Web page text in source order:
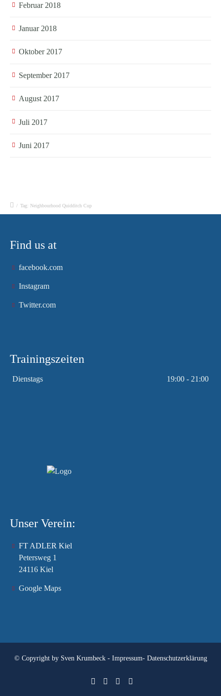
Februar 2018
Januar 2018
Oktober 2017
September 2017
August 2017
Juli 2017
Juni 2017
/ Tag: Neighbourhood Quidditch Cup
Find us at
facebook.com
Instagram
Twitter.com
Trainingszeiten
Dienstags 19:00 - 21:00
Unser Verein:
FT ADLER Kiel
Petersweg 1
24116 Kiel
Google Maps
© Copyright by Sven Krumbeck- Impressum- Datenschutzerklärung